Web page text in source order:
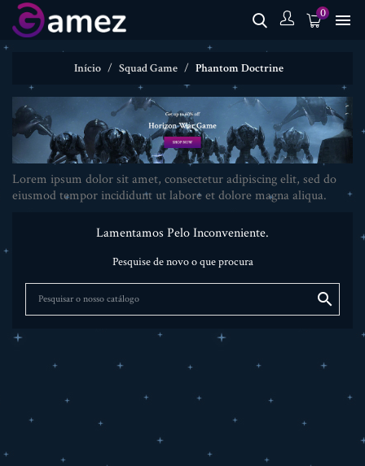
0 
Início Squad Game Phantom Doctrine
Lorem ipsum dolor sit amet, consectetur adipiscing elit, sed do
eiusmod tempor incididunt ut labore et dolore magna aliqua.
Lamentamos Pelo Inconveniente.
Pesquise de novo o que procura
